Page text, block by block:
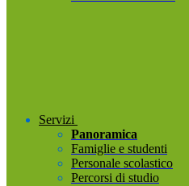
Servizi
Panoramica
Famiglie e studenti
Personale scolastico
Percorsi di studio